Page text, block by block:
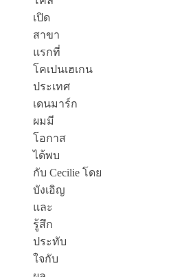
เปิด
สาขา
แรกที่
โคเปนเฮเกน
ประเทศ
เดนมาร์ก
ผมมี
โอกาส
ได้พบ
กับ Cecilie โดย
บังเอิญ
และ
รู้สึก
ประทับ
ใจกับ